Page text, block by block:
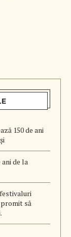
150 de ani
ani de la
să